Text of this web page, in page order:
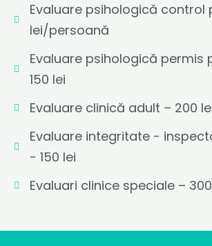
Evaluare psihologică control
lei/persoană
Evaluare psihologică permis
150 lei
Evaluare clinică adult – 200
Evaluare integritate -
- 150 lei
Evaluari clinice speciale –